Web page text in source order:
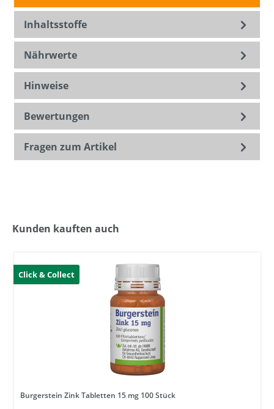
Inhaltsstoffe
Nährwerte
Hinweise
Bewertungen
Fragen zum Artikel
Kunden kauften auch
Click & Collect
Burgerstein Zink Tabletten 15 mg 100 Stück